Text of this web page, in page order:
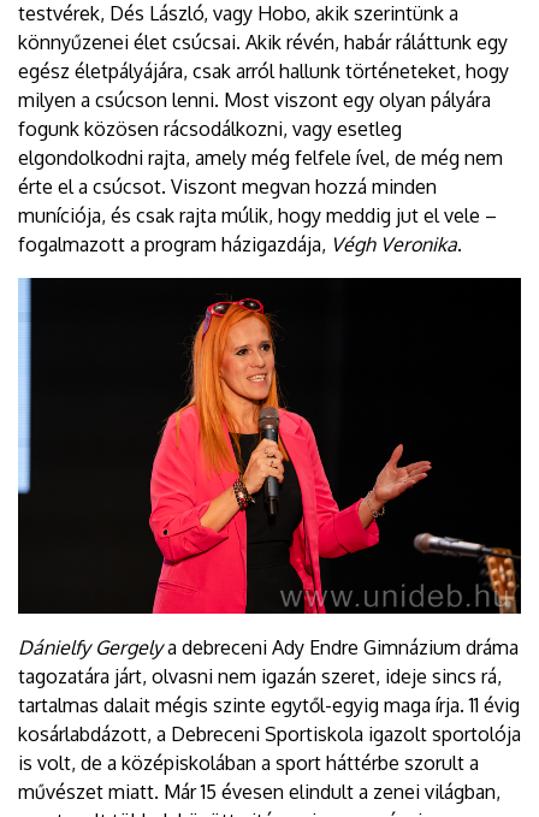
testvérek, Dés László, vagy Hobo, akik szerintünk a
könnyűzenei élet csúcsai. Akik révén, habár ráláttunk egy
egész életpályájára, csak arról hallunk történeteket, hogy
milyen a csúcson lenni. Most viszont egy olyan pályára
fogunk közösen rácsodálkozni, vagy esetleg
elgondolkodni rajta, amely még felfele ível, de még nem
érte el a csúcsot. Viszont megvan hozzá minden
muníciója, és csak rajta múlik, hogy meddig jut el vele –
fogalmazott a program házigazdája, Végh Veronika.
Dánielfy Gergelya debreceni Ady Endre Gimnázium dráma
tagozatára járt, olvasni nem igazán szeret, ideje sincs rá,
tartalmas dalait mégis szinte egytől-egyig maga írja. 11 évig
kosárlabdázott, a Debreceni Sportiskola igazolt sportolója
is volt, de a középiskolában a sport háttérbe szorult a
művészet miatt. Már 15 évesen elindult a zenei világban,